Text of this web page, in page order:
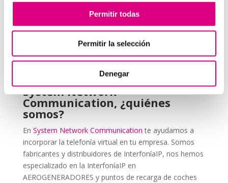
Permitir todas
Permitir la selección
Denegar
REALIDAD VIRTUAL
Tal y como hemos dicho hay sectores que la Realidad
cultura, la educación y la arquitectura son algunos de
los ámbitos que ya han sucumbido a las ventajas que
System Network
Communication, ¿quiénes
somos?
En System Network Communication te ayudamos a
incorporar la telefonía virtual en tu empresa. Somos
fabricantes y distribuidores de InterfoníaIP, nos hemos
especializado en la InterfoníaIP en
AEROGENERADORES y puntos de recarga de coches